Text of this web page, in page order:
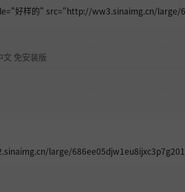
好样的" src="http://ww3.sinaimg.cn/
文 免安装版
large/